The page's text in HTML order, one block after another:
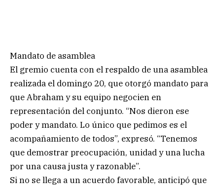
Mandato de asamblea
El gremio cuenta con el respaldo de una asamblea
realizada el domingo 20, que otorgó mandato para
que Abraham y su equipo negocien en
representación del conjunto. “Nos dieron ese
poder y mandato. Lo único que pedimos es el
acompañamiento de todos”, expresó. “Tenemos
que demostrar preocupación, unidad y una lucha
por una causa justa y razonable”.
Si no se llega a un acuerdo favorable, anticipó que